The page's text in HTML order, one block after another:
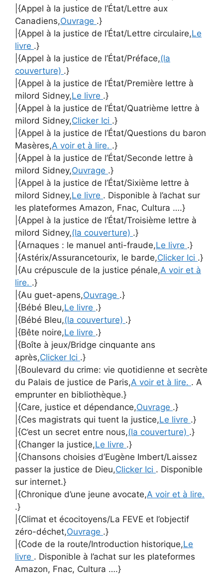
|{Appel à la justice de l’État/Lettre aux
Canadiens,Ouvrage .}
|{Appel à la justice de l’État/Lettre circulaire,Le
livre .}
|{Appel à la justice de l’État/Préface,(la
couverture) .}
|{Appel à la justice de l’État/Première lettre à
milord Sidney,Le livre .}
|{Appel à la justice de l’État/Quatrième lettre à
milord Sidney,Clicker Ici .}
|{Appel à la justice de l’État/Questions du baron
Masères,A voir et à lire. .}
|{Appel à la justice de l’État/Seconde lettre à
milord Sidney,Ouvrage .}
|{Appel à la justice de l’État/Sixième lettre à
milord Sidney,Le livre . Disponible à l’achat sur
les plateformes Amazon, Fnac, Cultura ….}
|{Appel à la justice de l’État/Troisième lettre à
milord Sidney,(la couverture) .}
|{Arnaques : le manuel anti-fraude,Le livre .}
|{Astérix/Assurancetourix, le barde,Clicker Ici .}
|{Au crépuscule de la justice pénale,A voir et à
lire. .}
|{Au guet-apens,Ouvrage .}
|{Bébé Bleu,Le livre .}
|{Bébé Bleu,(la couverture) .}
|{Bête noire,Le livre .}
|{Boîte à jeux/Bridge cinquante ans
après,Clicker Ici .}
|{Boulevard du crime: vie quotidienne et secrète
du Palais de justice de Paris,A voir et à lire. . A
emprunter en bibliothèque.}
|{Care, justice et dépendance,Ouvrage .}
|{Ces magistrats qui tuent la justice,Le livre .}
|{C’est un secret entre nous,(la couverture) .}
|{Changer la justice,Le livre .}
|{Chansons choisies d’Eugène Imbert/Laissez
passer la justice de Dieu,Clicker Ici . Disponible
sur internet.}
|{Chronique d’une jeune avocate,A voir et à lire.
.}
|{Climat et écocitoyens/La FEVE et l’objectif
zéro-déchet,Ouvrage .}
|{Code de la route/Introduction historique,Le
livre . Disponible à l’achat sur les plateformes
Amazon, Fnac, Cultura ….}